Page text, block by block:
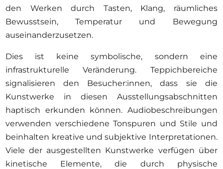
den Werken durch Tasten, Klang, räumliches
Bewusstsein, Temperatur und Bewegung
auseinanderzusetzen.
Dies ist keine symbolische, sondern eine
infrastrukturelle Veränderung. Teppichbereiche
signalisieren den Besucher:innen, dass sie die
Kunstwerke in diesen Ausstellungsabschnitten
haptisch erkunden können. Audiobeschreibungen
verwenden verschiedene Tonspuren und Stile und
beinhalten kreative und subjektive Interpretationen.
Viele der ausgestellten Kunstwerke verfügen über
kinetische Elemente, die durch physische